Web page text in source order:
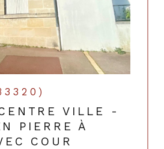
VILLE -
PIERRE À
COUR